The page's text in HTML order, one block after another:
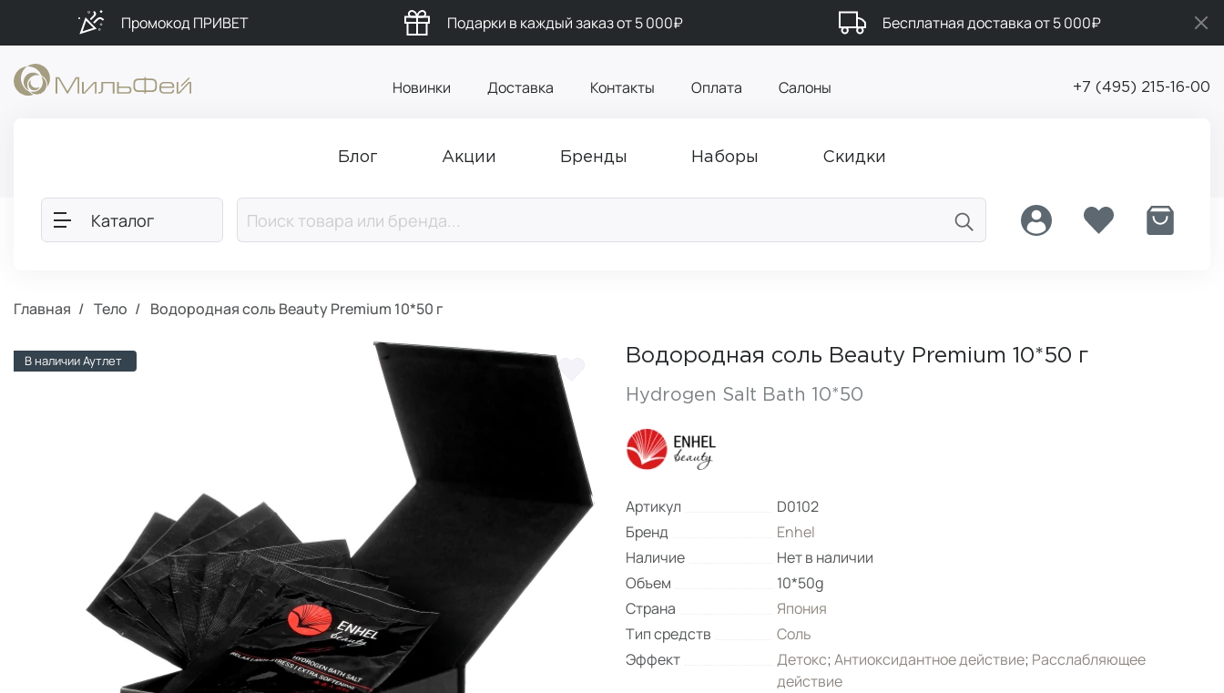
Промокод ПРИВЕТ Подарки в каждый заказ от 5 000₽ Бесплатная доставка от 5 000₽
Новинки Доставка Контакты Оплата Салоны +7 (495) 215-16-00
Блог Акции Бренды Наборы Скидки
Каталог
Главная Тело Водородная соль Beauty Premium 10*50 г
В наличии Аутлет Водородная соль Beauty Premium 10*50 г
Hydrogen Salt Bath 10*50
Артикул
D0102
Бренд
Enhel
Наличие
Нет в наличии
Объем
10*50g
Страна
Япония
Тип средств
Соль
Эффект
Детокс;Антиоксидантное действие; Расслабляющее
действие